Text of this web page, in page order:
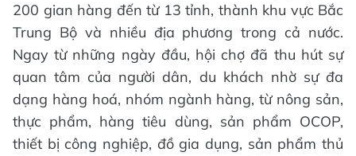
200 gian hàng đến từ 13 tỉnh, thành khu vực Bắc
Trung Bộ và nhiều địa phương trong cả nước.
Ngay từ những ngày đầu, hội chợ đã thu hút sự
quan tâm của người dân, du khách nhờ sự đa
dạng hàng hoá, nhóm ngành hàng, từ nông sản,
thực phẩm, hàng tiêu dùng, sản phẩm OCOP,
thiết bị công nghiệp, đồ gia dụng, sản phẩm thủ